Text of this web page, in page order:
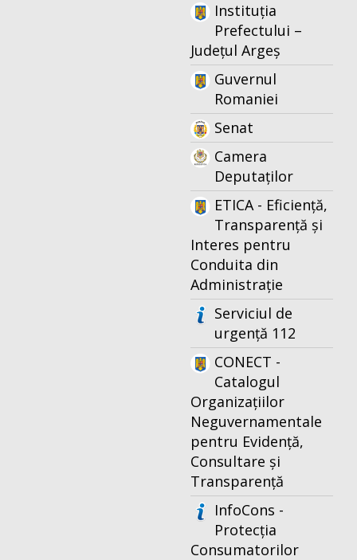
Instituția
Prefectului –
Județul Argeș
Guvernul
Romaniei
Senat
Camera
Deputaților
ETICA - Eficiență,
Transparență și
Interes pentru
Conduita din
Administrație
Serviciul de
urgență 112
CONECT -
Catalogul
Organizațiilor
Neguvernamentale
pentru Evidență,
Consultare și
Transparență
InfoCons -
Protecția
Consumatorilor